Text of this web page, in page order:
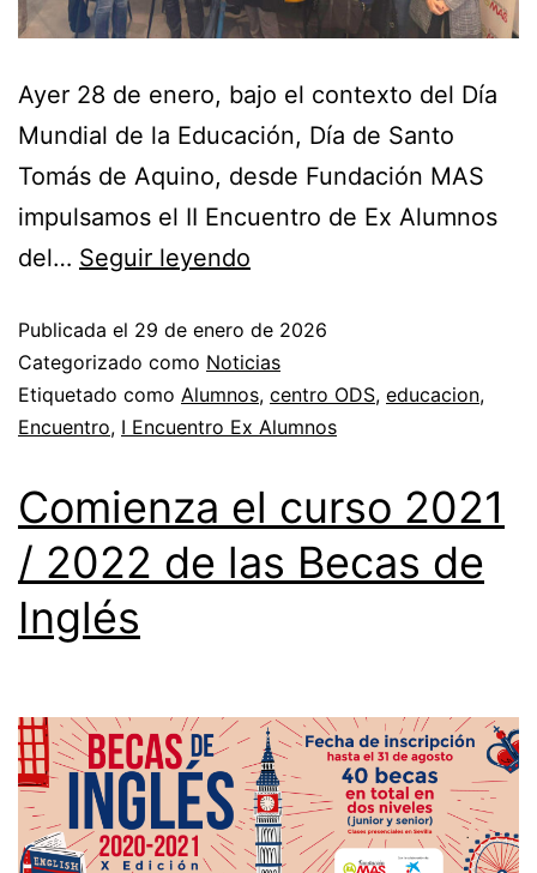
Ayer 28 de enero, bajo el contexto del Día
Mundial de la Educación, Día de Santo
Tomás de Aquino, desde Fundación MAS
impulsamos el II Encuentro de Ex Alumnos
del… Seguir leyendo
Publicada el 29 de enero de 2026
Categorizado como Noticias
Etiquetado como Alumnos, centro ODS, educacion,
Encuentro, I Encuentro Ex Alumnos
Comienza el curso 2021
/ 2022 de las Becas de
Inglés